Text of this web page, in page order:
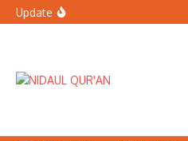
Lewati ke konten
Update